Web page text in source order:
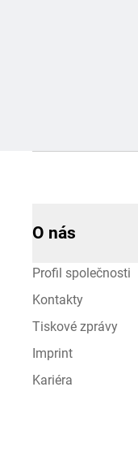
O nás
Profil společnosti
Kontakty
Tiskové zprávy
Imprint
Kariéra